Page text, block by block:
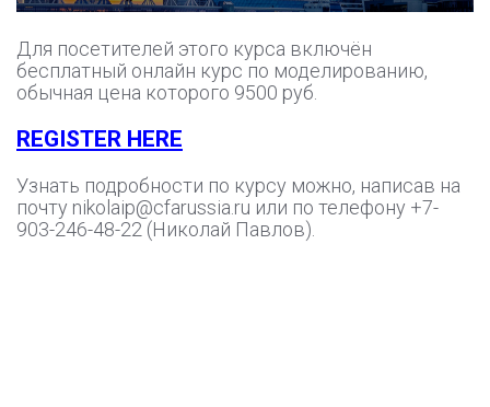
Для посетителей этого курса включён
бесплатный онлайн курс по моделированию,
обычная цена которого 9500 руб.
REGISTER HERE
Узнать подробности по курсу можно, написав на
почту nikolaip@cfarussia.ru или по телефону +7-
903-246-48-22 (Николай Павлов).